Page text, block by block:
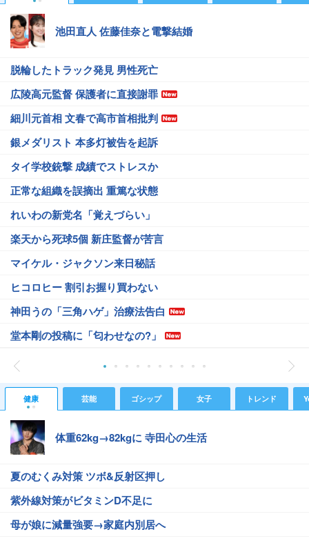
池田直人 佐藤佳奈と電撃結婚
脱輪したトラック発見 男性死亡
広陵高元監督 保護者に直接謝罪
細川元首相 文春で高市首相批判
銀メダリスト 本多灯被告を起訴
タイ学校銃撃 成績でストレスか
正常な組織を誤摘出 重篤な状態
れいわの新党名「覚えづらい」
楽天から死球5個 新庄監督が苦言
マイケル・ジャクソン来日秘話
ヒコロヒー 割引お握り買わない
神田うの「三角ハゲ」治療法告白
堂本剛の投稿に「匂わせなの?」
健康 芸能 ゴシップ 女子 トレンド
体重62kg→82kgに 寺田心の生活
夏のむくみ対策 ツボ&反射区押し
紫外線対策がビタミンD不足に
母が娘に減量強要→家庭内別居へ